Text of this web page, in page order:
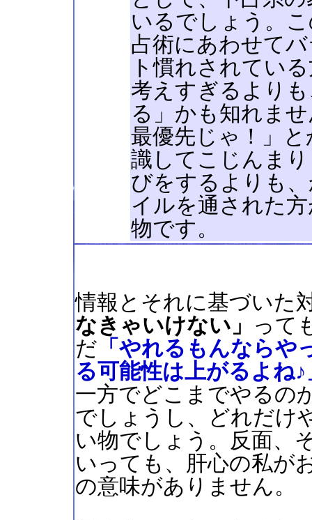
いるでしょう。
占術にあわせて
ト慣れされてい
考えすぎるより
る」かも知れま
最優先じゃ！」
識してこじんま
びをするよりも
イルを通された
物です。
情報とそれに基づいた
なきゃいけない」
って
だ 「やれるもんならや
る可能性は上がるよね♪
一方でどこまでやるの
でしょうし、どれだけ
い物でしょう。反面、
いっても、肝心の私が
の意味がありません。